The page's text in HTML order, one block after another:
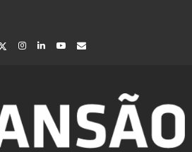
SEBRAE RS SÃO DESTAQUE EM